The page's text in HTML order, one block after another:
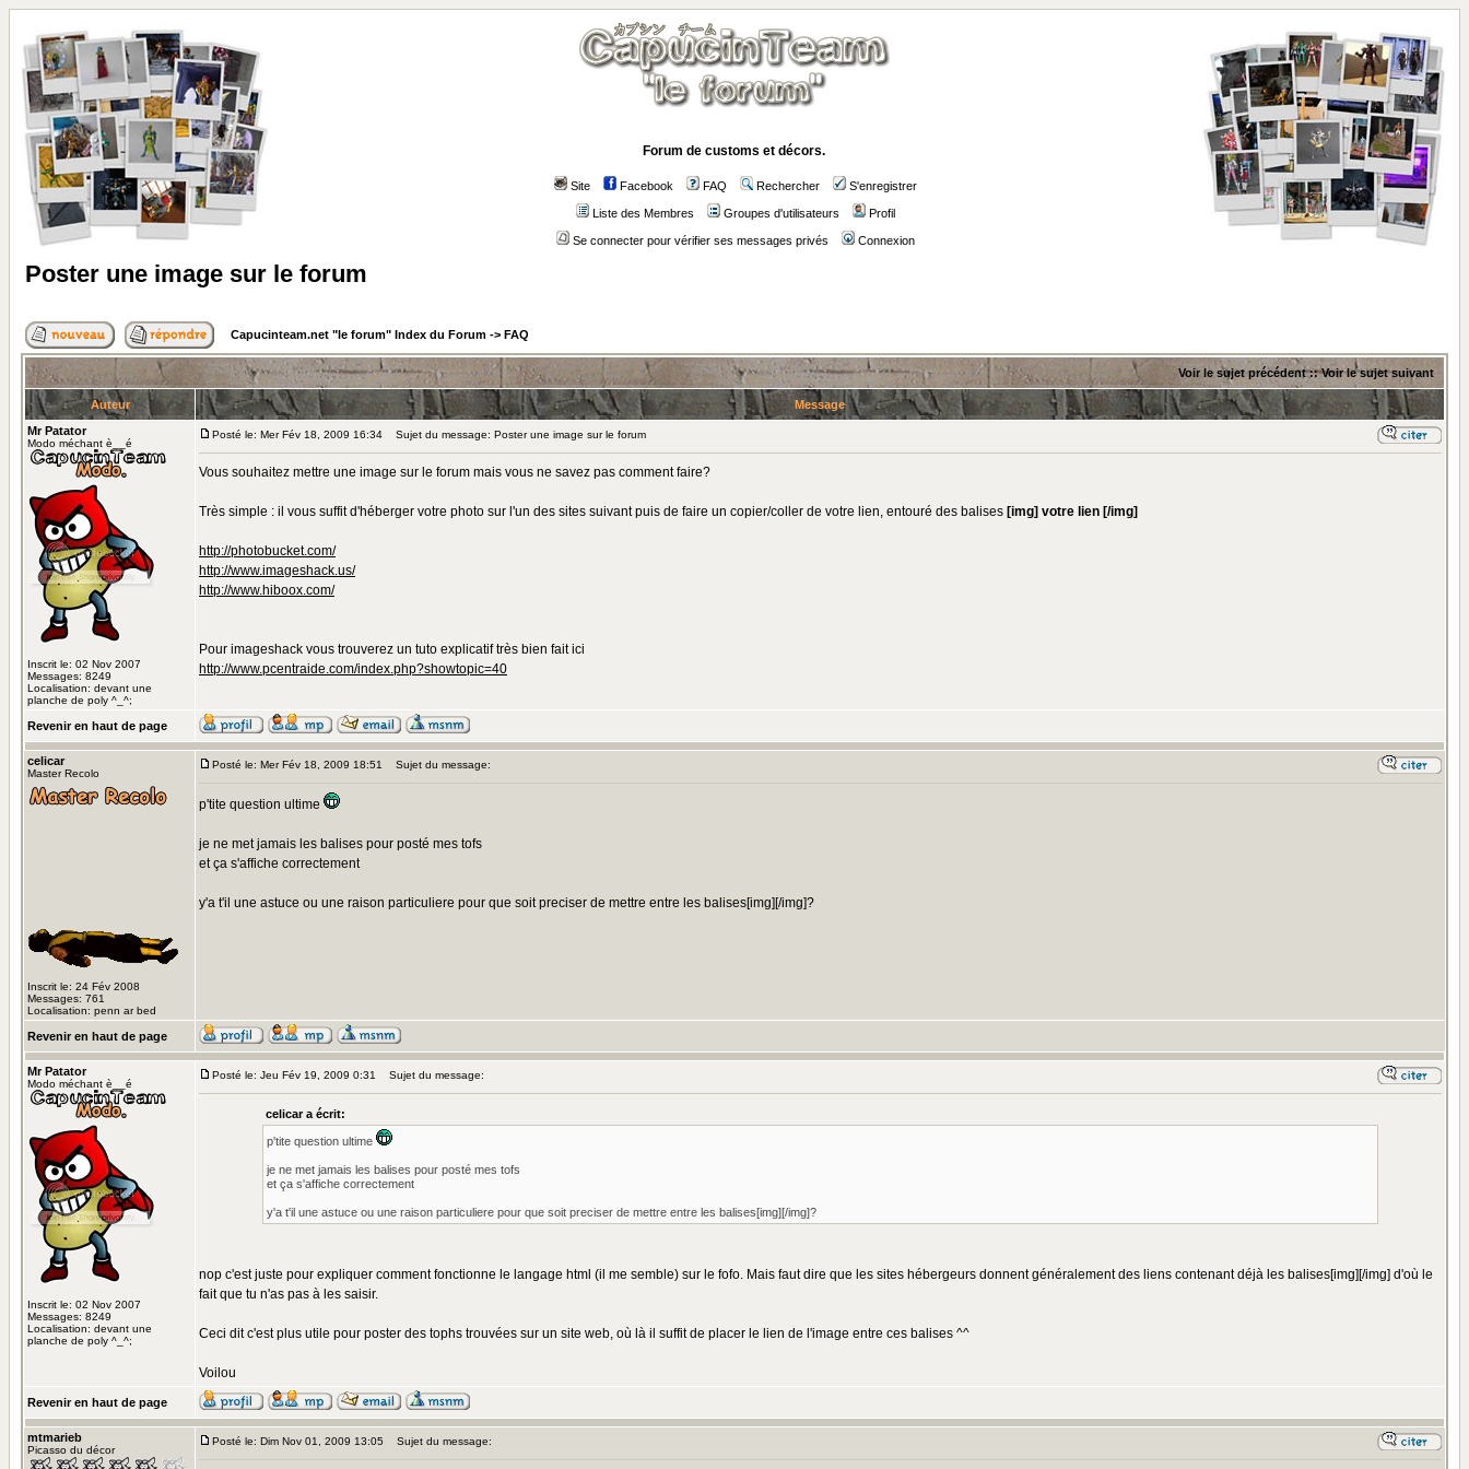
Forum de customs et décors.
Site Facebook FAQ Rechercher S'enregistrer
Liste des Membres Groupes d'utilisateurs Profil
Se connecter pour vérifier ses messages privés Connexion
Poster une image sur le forum
Capucinteam.net "le forum" Index du Forum -> FAQ
Voir le sujet précédent::Voir le sujet suivant
Auteur
Message
Mr Patator
Modo méchant è__é
Inscrit le: 02 Nov 2007
Messages: 8249
Localisation: devant une
planche de poly ^_^;
Posté le: Mer Fév 18, 2009 16:34 Sujet du message: Poster une image sur le forum
Vous souhaitez mettre une image sur le forum mais vous ne savez pas comment faire?
Très simple : il vous suffit d'héberger votre photo sur l'un des sites suivant puis de faire un copier/coller de votre lien, entouré des balises [img] votre lien [/img]
http://photobucket.com/
http://www.imageshack.us/
http://www.hiboox.com/
Pour imageshack vous trouverez un tuto explicatif très bien fait ici
http://www.pcentraide.com/index.php?showtopic=40
Revenir en haut de page
celicar
Master Recolo
Inscrit le: 24 Fév 2008
Messages: 761
Localisation: penn ar bed
Posté le: Mer Fév 18, 2009 18:51 Sujet du message:
p'tite question ultime
je ne met jamais les balises pour posté mes tofs
et ça s'affiche correctement
y'a t'il une astuce ou une raison particuliere pour que soit preciser de mettre entre les balises[img][/img]?
Revenir en haut de page
Mr Patator
Modo méchant è__é
Inscrit le: 02 Nov 2007
Messages: 8249
Localisation: devant une
planche de poly ^_^;
Posté le: Jeu Fév 19, 2009 0:31 Sujet du message:
celicar a écrit:
p'tite question ultime
je ne met jamais les balises pour posté mes tofs
et ça s'affiche correctement
y'a t'il une astuce ou une raison particuliere pour que soit preciser de mettre entre les balises[img][/img]?
nop c'est juste pour expliquer comment fonctionne le langage html (il me semble) sur le fofo. Mais faut dire que les sites hébergeurs donnent généralement des liens contenant déjà les balises[img][/img] d'où le
fait que tu n'as pas à les saisir.
Ceci dit c'est plus utile pour poster des tophs trouvées sur un site web, où là il suffit de placer le lien de l'image entre ces balises ^^
Voilou
Revenir en haut de page
mtmarieb
Picasso du décor
Posté le: Dim Nov 01, 2009 13:05 Sujet du message: